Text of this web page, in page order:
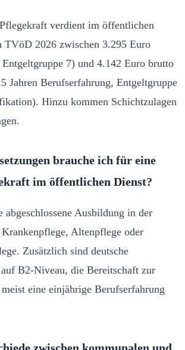
verdient im öffentlichen
TVöD 2026 zwischen 3.295 Euro
7) und 4.142 Euro brutto
Jahren Berufserfahrung, Entgeltgruppe
Hinzu kommen Schichtzulagen
brauche ich für eine
im öffentlichen Dienst?
abgeschlossene Ausbildung in der
Altenpflege oder
Zusätzlich sind deutsche
auf B2-Niveau, die Bereitschaft zur
eine einjährige Berufserfahrung